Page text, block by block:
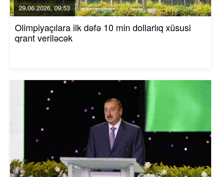
29.06.2026, 09:53
Olimpiyaçılara ilk dəfə 10 min dollarlıq xüsusi
qrant veriləcək